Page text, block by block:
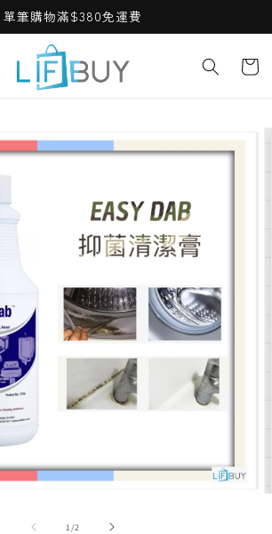
單筆購物滿$380免運費
Cart
1/of2